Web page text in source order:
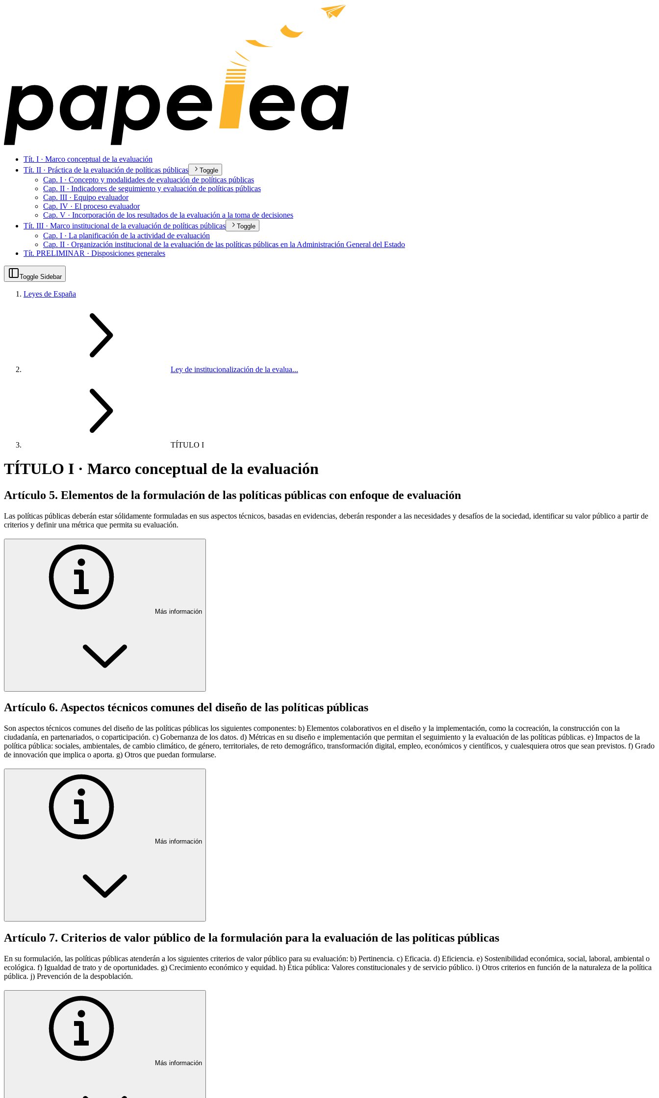
Tít. I · Marco conceptual de la evaluación
Tít. II · Práctica de la evaluación de políticas públicas
Toggle
Cap. I · Concepto y modalidades de evaluación de políticas públicas
Cap. II · Indicadores de seguimiento y evaluación de políticas públicas
Cap. III · Equipo evaluador
Cap. IV · El proceso evaluador
Cap. V · Incorporación de los resultados de la evaluación a la toma de decisiones
Tít. III · Marco institucional de la evaluación de políticas públicas
Toggle
Cap. I · La planificación de la actividad de evaluación
Cap. II · Organización institucional de la evaluación de las políticas públicas en la Administración General del Estado
Tít. PRELIMINAR · Disposiciones generales
Toggle Sidebar
Leyes de España
Ley de institucionalización de la evalua...
TÍTULO I
TÍTULO I · Marco conceptual de la evaluación
Artículo 5. Elementos de la formulación de las políticas públicas con enfoque de evaluación
Las políticas públicas deberán estar sólidamente formuladas en sus aspectos técnicos, basadas en evidencias, deberán responder a las necesidades y desafíos de la sociedad, identificar su valor público a partir de
criterios y definir una métrica que permita su evaluación.
Más información
Artículo 6. Aspectos técnicos comunes del diseño de las políticas públicas
Son aspectos técnicos comunes del diseño de las políticas públicas los siguientes componentes: b) Elementos colaborativos en el diseño y la implementación, como la cocreación, la construcción con la
ciudadanía, en partenariados, o coparticipación. c) Gobernanza de los datos. d) Métricas en su diseño e implementación que permitan el seguimiento y la evaluación de las políticas públicas. e) Impactos de la
política pública: sociales, ambientales, de cambio climático, de género, territoriales, de reto demográfico, transformación digital, empleo, económicos y científicos, y cualesquiera otros que sean previstos. f) Grado
de innovación que implica o aporta. g) Otros que puedan formularse.
Más información
Artículo 7. Criterios de valor público de la formulación para la evaluación de las políticas públicas
En su formulación, las políticas públicas atenderán a los siguientes criterios de valor público para su evaluación: b) Pertinencia. c) Eficacia. d) Eficiencia. e) Sostenibilidad económica, social, laboral, ambiental o
ecológica. f) Igualdad de trato y de oportunidades. g) Crecimiento económico y equidad. h) Ética pública: Valores constitucionales y de servicio público. i) Otros criterios en función de la naturaleza de la política
pública. j) Prevención de la despoblación.
Más información